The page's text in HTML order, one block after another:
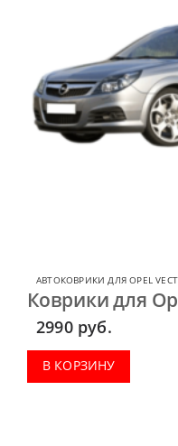
АВТОКОВРИКИ ДЛЯ OPEL
Коврики для
2990 руб.
В КОРЗИНУ